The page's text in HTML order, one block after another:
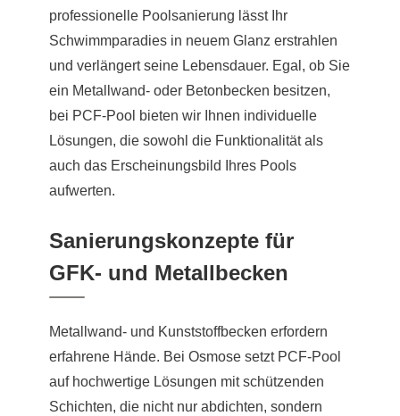
professionelle Poolsanierung lässt Ihr
Schwimmparadies in neuem Glanz erstrahlen
und verlängert seine Lebensdauer. Egal, ob Sie
ein Metallwand- oder Betonbecken besitzen,
bei PCF-Pool bieten wir Ihnen individuelle
Lösungen, die sowohl die Funktionalität als
auch das Erscheinungsbild Ihres Pools
aufwerten.
Sanierungskonzepte für
GFK- und Metallbecken
Metallwand- und Kunststoffbecken erfordern
erfahrene Hände. Bei Osmose setzt PCF-Pool
auf hochwertige Lösungen mit schützenden
Schichten, die nicht nur abdichten, sondern